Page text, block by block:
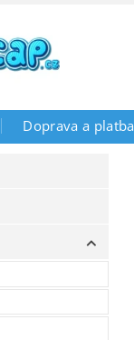
Doprava a platba